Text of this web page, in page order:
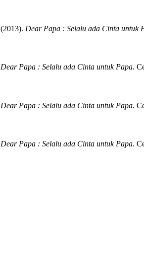
(2013). Dear Papa : Selalu ada Cinta untuk
Dear Papa : Selalu ada Cinta untuk Papa.
Dear Papa : Selalu ada Cinta untuk Papa.
Dear Papa : Selalu ada Cinta untuk Papa.